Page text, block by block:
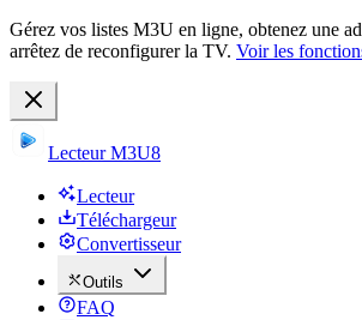
Gérez vos listes M3U en ligne, obtenez une
arrêtez de reconfigurer la TV. Voir les
Lecteur M3U8
Lecteur
Téléchargeur
Convertisseur
Outils
FAQ